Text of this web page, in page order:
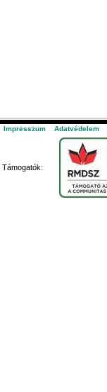
Impresszum Adatvédelem
Támogatók: